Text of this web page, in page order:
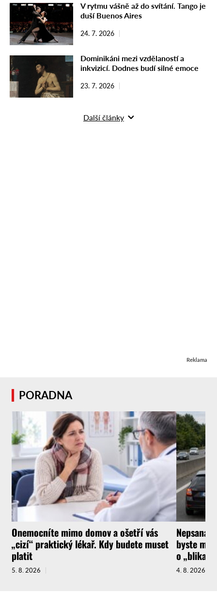
V rytmu vášně až do svítání. Tango je
duší Buenos Aires
24. 7. 2026
Dominikáni mezi vzdělaností a
inkvizicí. Dodnes budí silné emoce
23. 7. 2026
Další články
Reklama
PORADNA
Onemocníte mimo domov a ošetří vás
„cizí“ praktický lékař. Kdy budete muset
platit
5. 8. 2026
Nepsaná
byste
o
4. 8. 2026